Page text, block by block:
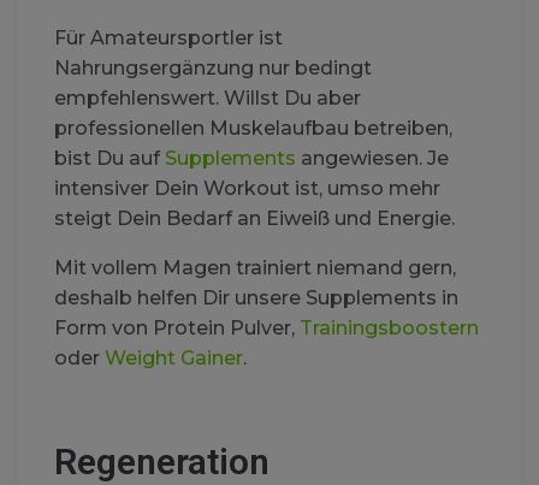
Für Amateursportler ist
Nahrungsergänzung nur bedingt
empfehlenswert. Willst Du aber
professionellen Muskelaufbau betreiben,
bist Du auf Supplements angewiesen. Je
intensiver Dein Workout ist, umso mehr
steigt Dein Bedarf an Eiweiß und Energie.
Mit vollem Magen trainiert niemand gern,
deshalb helfen Dir unsere Supplements in
Form von Protein Pulver, Trainingsboostern
oder Weight Gainer.
Regeneration